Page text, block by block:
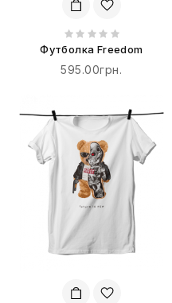
Футболка Freedom
595.00грн.